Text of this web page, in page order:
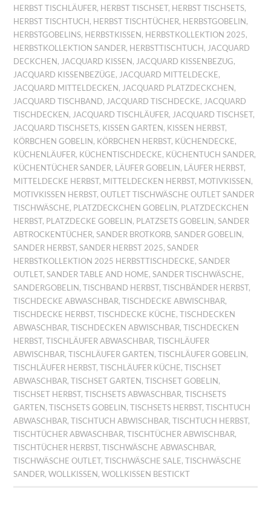
HERBST TISCHLÄUFER, HERBST TISCHSET, HERBST TISCHSETS,
HERBST TISCHTUCH, HERBST TISCHTÜCHER, HERBSTGOBELIN,
HERBSTGOBELINS, HERBSTKISSEN, HERBSTKOLLEKTION 2025,
HERBSTKOLLEKTION SANDER, HERBSTTISCHTUCH, JACQUARD
DECKCHEN, JACQUARD KISSEN, JACQUARD KISSENBEZUG,
JACQUARD KISSENBEZÜGE, JACQUARD MITTELDECKE,
JACQUARD MITTELDECKEN, JACQUARD PLATZDECKCHEN,
JACQUARD TISCHBAND, JACQUARD TISCHDECKE, JACQUARD
TISCHDECKEN, JACQUARD TISCHLÄUFER, JACQUARD TISCHSET,
JACQUARD TISCHSETS, KISSEN GARTEN, KISSEN HERBST,
KÖRBCHEN GOBELIN, KÖRBCHEN HERBST, KÜCHENDECKE,
KÜCHENLÄUFER, KÜCHENTISCHDECKE, KÜCHENTUCH SANDER,
KÜCHENTÜCHER SANDER, LÄUFER GOBELIN, LÄUFER HERBST,
MITTELDECKE HERBST, MITTELDECKEN HERBST, MOTIVKISSEN,
MOTIVKISSEN HERBST,OUTLET TISCHWÄSCHE OUTLET SANDER
TISCHWÄSCHE, PLATZDECKCHEN GOBELIN, PLATZDECKCHEN
HERBST, PLATZDECKE GOBELIN, PLATZSETS GOBELIN,SANDER
ABTROCKENTÜCHER,SANDER BROTKORB,SANDER GOBELIN,
SANDER HERBST,SANDER HERBST 2025,SANDER
HERBSTKOLLEKTION 2025 HERBSTTISCHDECKE,SANDER
OUTLET,SANDER TABLE AND HOME,SANDER TISCHWÄSCHE,
SANDERGOBELIN,TISCHBAND HERBST,TISCHBÄNDER HERBST,
TISCHDECKE ABWASCHBAR,TISCHDECKE ABWISCHBAR,
TISCHDECKE HERBST,TISCHDECKE KÜCHE,TISCHDECKEN
ABWASCHBAR,TISCHDECKEN ABWISCHBAR,TISCHDECKEN
HERBST,TISCHLÄUFER ABWASCHBAR,TISCHLÄUFER
ABWISCHBAR,TISCHLÄUFER GARTEN,TISCHLÄUFER GOBELIN,
TISCHLÄUFER HERBST,TISCHLÄUFER KÜCHE,TISCHSET
ABWASCHBAR,TISCHSET GARTEN,TISCHSET GOBELIN,
TISCHSET HERBST,TISCHSETS ABWASCHBAR,TISCHSETS
GARTEN,TISCHSETS GOBELIN,TISCHSETS HERBST,TISCHTUCH
ABWASCHBAR,TISCHTUCH ABWISCHBAR,TISCHTUCH HERBST,
TISCHTÜCHER ABWASCHBAR,TISCHTÜCHER ABWISCHBAR,
TISCHTÜCHER HERBST,TISCHWÄSCHE ABWASCHBAR,
TISCHWÄSCHE OUTLET,TISCHWÄSCHE SALE,TISCHWÄSCHE
SANDER,WOLLKISSEN,WOLLKISSEN BESTICKT